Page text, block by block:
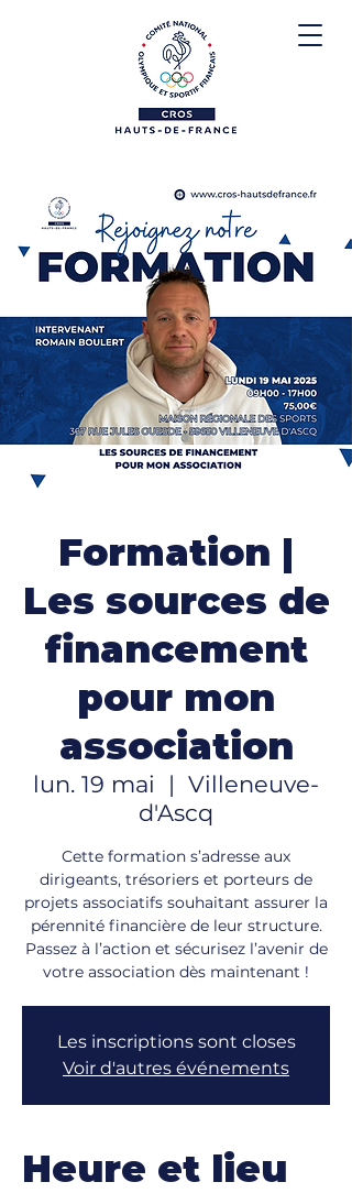
Formation |
Les sources de
financement
pour mon
association
lun. 19 mai
  |
Villeneuve-
d'Ascq
Cette formation s’adresse aux
dirigeants, trésoriers et porteurs de
projets associatifs souhaitant assurer la
pérennité financière de leur structure.
Passez à l’action et sécurisez l’avenir de
votre association dès maintenant !
Les inscriptions sont closes
Voir d'autres événements
Heure et lieu